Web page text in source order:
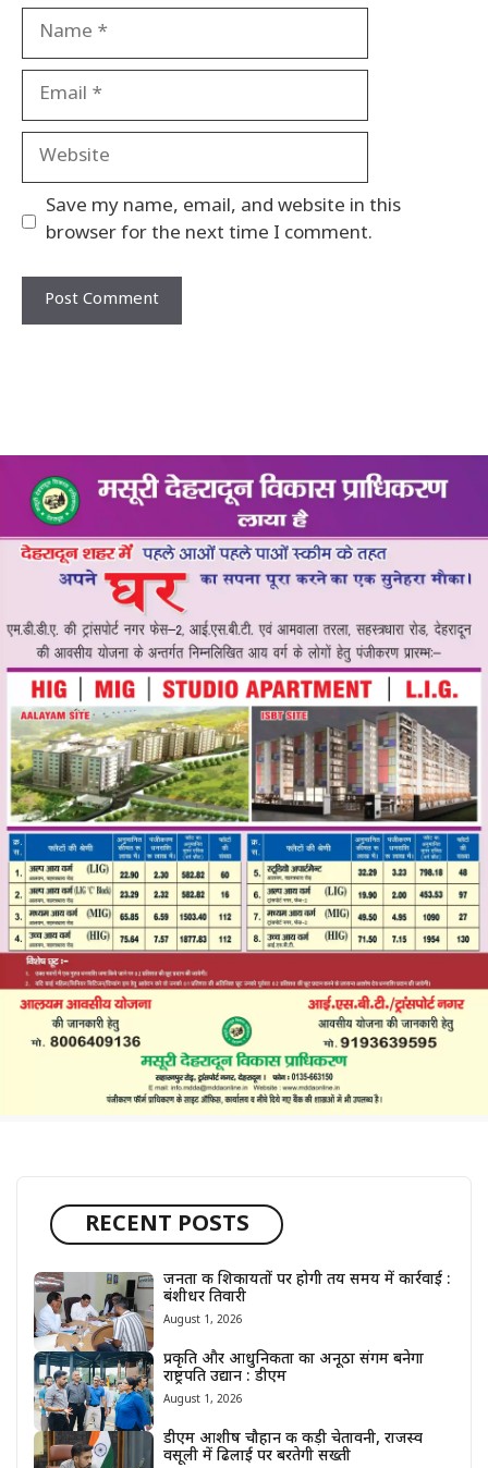
Name
Email
Website
Save my name, email, and website in this
browser for the next time I comment.
RECENT POSTS
जनता की शिकायतों पर होगी तय समय में कार्रवाई :
बंशीधर तिवारी
August 1, 2026
प्रकृति और आधुनिकता का अनूठा संगम बनेगा
राष्ट्रपति उद्यान : डीएम
August 1, 2026
डीएम आशीष चौहान की कड़ी चेतावनी, राजस्व
वसूली में ढिलाई पर बरतेगी सख्ती